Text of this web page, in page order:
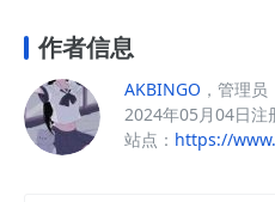
作者信息
AKBINGO ，管理员
2024年05月04日注
站点： https://